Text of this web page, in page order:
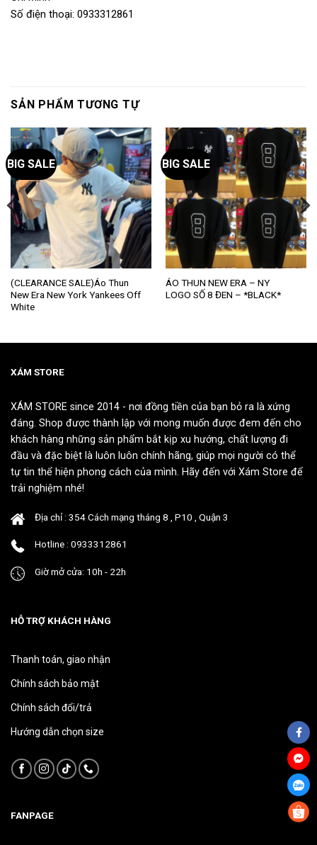
Số điện thoại: 0933312861
SẢN PHẨM TƯƠNG TỰ
BIG SALE
(CLEARANCE SALE)Áo Thun
New Era New York Yankees Off
White
Sản
phẩm
này
nhiều
thể.
tùy
có
thể
được
chọn
trên
sản
BIG SALE
ÁO THUN NEW ERA – NY
LOGO SỐ 8 ĐEN – *BLACK*
Sản
phẩm
nhiều
tùy
chọn
có
thể
được
chọn
sản
XÁM STORE
XÁM STORE since 2014 - nơi đồng tiền của bạn bỏ ra là xứng
đáng. Shop được thành lập với mong muốn được đem đến cho
khách hàng những sản phẩm bắt kịp xu hướng, chất lượng đi
đầu và đặc biệt là luôn luôn chính hãng, giúp mọi người có thể
tự tin thể hiện phong cách của mình. Hãy đến với Xám Store để
trải nghiệm nhé!
Địa chỉ : 354 Cách mạng tháng 8 , P10 , Quận 3
Hotline : 0933312861
Giờ mở cửa: 10h - 22h
HỖ TRỢ KHÁCH HÀNG
Thanh toán, giao nhận
Chính sách bảo mật
Chính sách đổi/trả
Hướng dẫn chọn size
FANPAGE